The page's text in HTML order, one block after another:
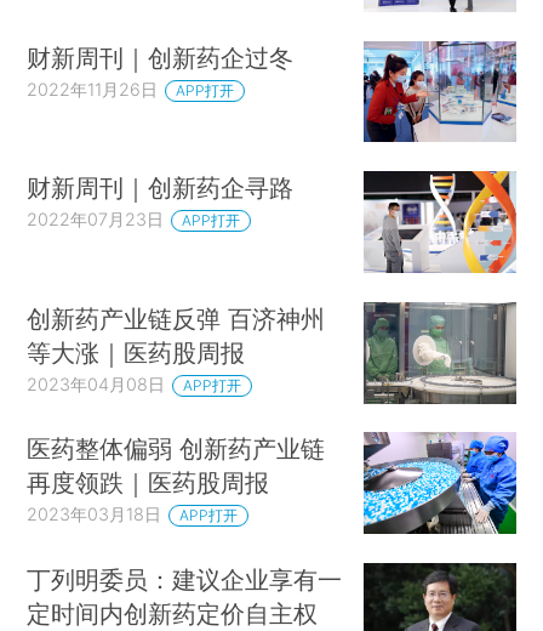
财新周刊｜创新药企过冬
2022年11月26日 APP打开
财新周刊｜创新药企寻路
2022年07月23日 APP打开
创新药产业链反弹 百济神州
等大涨｜医药股周报
2023年04月08日 APP打开
医药整体偏弱 创新药产业链
再度领跌｜医药股周报
2023年03月18日 APP打开
丁列明委员：建议企业享有一
定时间内创新药定价自主权